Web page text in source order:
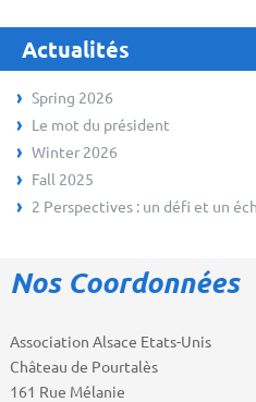
Actualités
Spring 2026
Le mot du président
Winter 2026
Fall 2025
2 Perspectives : un défi et un
Nos Coordonnées
Association Alsace Etats-Unis
Château de Pourtalès
161 Rue Mélanie